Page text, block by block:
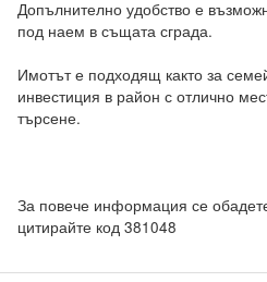
Допълнително удобство е
под наем в същата сграда.
Имотът е подходящ както за
инвестиция в район с отлично
търсене.
За повече информация се
цитирайте код 381048